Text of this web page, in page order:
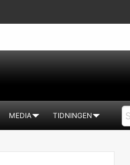
MEDIA TIDNINGEN